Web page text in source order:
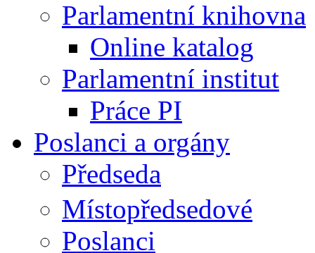
Parlamentní knihovna
Online katalog
Parlamentní institut
Práce PI
Poslanci a orgány
Předseda
Místopředsedové
Poslanci